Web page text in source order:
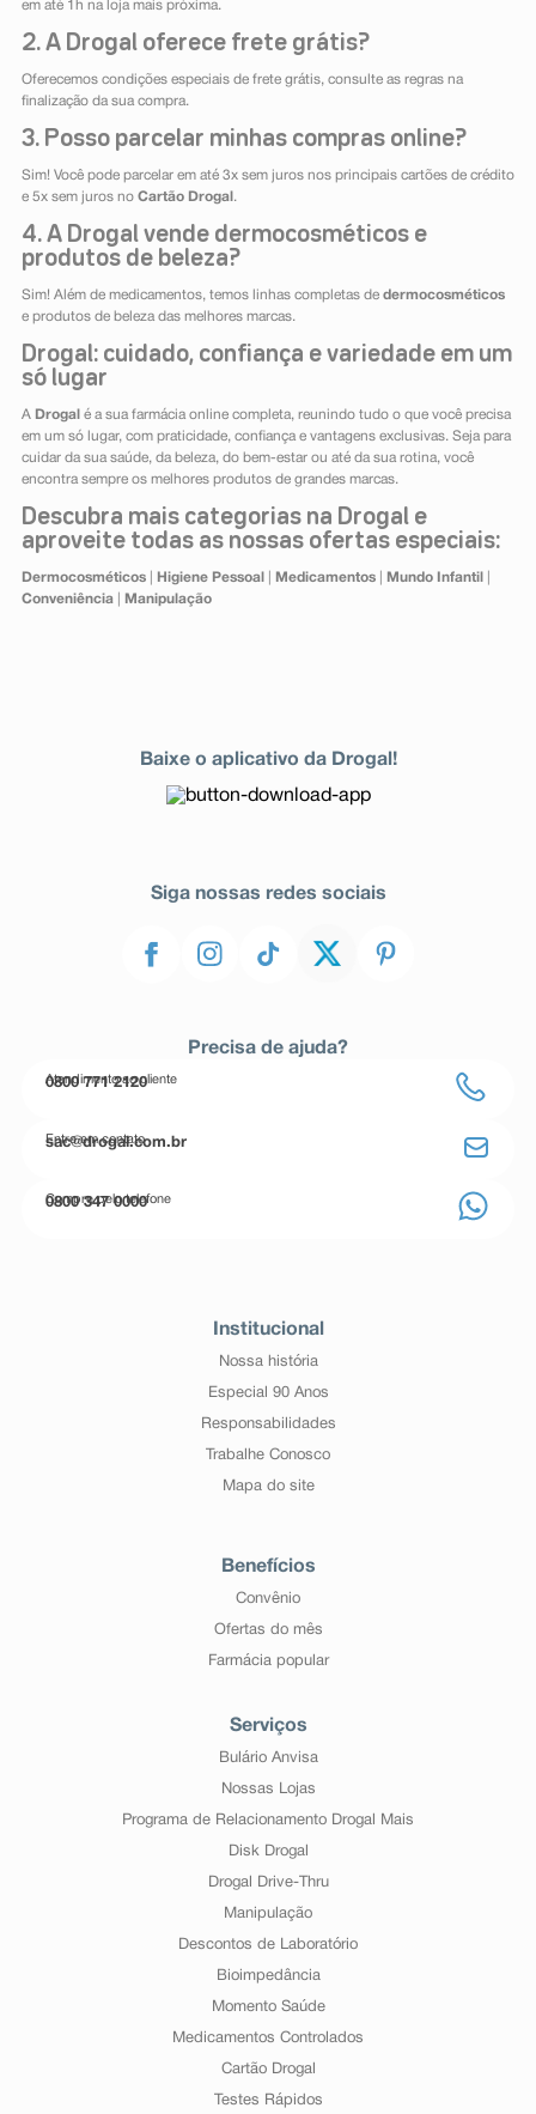
em até 1h na loja mais próxima.
2. A Drogal oferece frete grátis?
Oferecemos condições especiais de frete grátis, consulte as regras na
finalização da sua compra.
3. Posso parcelar minhas compras online?
Sim! Você pode parcelar em até 3x sem juros nos principais cartões de crédito
e 5x sem juros no Cartão Drogal .
4. A Drogal vende dermocosméticos e
produtos de beleza?
Sim! Além de medicamentos, temos linhas completas de dermocosméticos
e produtos de beleza das melhores marcas.
Drogal: cuidado, confiança e variedade em um
só lugar
A Drogal é a sua farmácia online completa, reunindo tudo o que você precisa
em um só lugar, com praticidade, confiança e vantagens exclusivas. Seja para
cuidar da sua saúde, da beleza, do bem-estar ou até da sua rotina, você
encontra sempre os melhores produtos de grandes marcas.
Descubra mais categorias na Drogal e
aproveite todas as nossas ofertas especiais:
Dermocosméticos| Higiene Pessoal Medicamentos| Mundo Infantil
Conveniência| Manipulação
Baixe o aplicativo da Drogal!
Siga nossas redes sociais
Precisa de ajuda?
Atendimento ao cliente
0800 771 2120
Entre em contato
sac@drogal.com.br
Compre pelo telefone
0800 347 0000
Institucional
Nossa história
Especial 90 Anos
Responsabilidades
Trabalhe Conosco
Mapa do site
Benefícios
Convênio
Ofertas do mês
Farmácia popular
Serviços
Bulário Anvisa
Nossas Lojas
Programa de Relacionamento Drogal Mais
Disk Drogal
Drogal Drive-Thru
Manipulação
Descontos de Laboratório
Bioimpedância
Momento Saúde
Medicamentos Controlados
Cartão Drogal
Testes Rápidos